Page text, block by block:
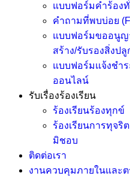
แบบฟอร์มคำร้องทั่
คำถามที่พบบ่อย
แบบฟอร์มขออนูญ
สร้าง/รับรองสิ่งปลู
แบบฟอร์มแจ้งชำ
ออนไลน์
รับเรื่องร้องเรียน
ร้องเรียนร้องทุกข์
ร้องเรียนการทุจริ
มิชอบ
ติดต่อเรา
งานควบคุมภายในและ